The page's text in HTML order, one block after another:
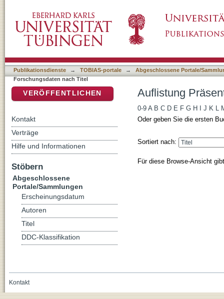
Publikationsdienste → TOBIAS-portale →
Abgeschlossene Portale/
Forschungsdaten nach Titel
Auflistung
0-9 A B C D E F G H J K L
Oder geben Sie die ersten
Sortiert nach:
Für diese Browse-Ansicht
VERÖFFENTLICHEN
Kontakt
Verträge
Hilfe und Informationen
Stöbern
Abgeschlossene
Portale/Sammlungen
Erscheinungsdatum
Autoren
Titel
DDC-Klassifikation
Kontakt